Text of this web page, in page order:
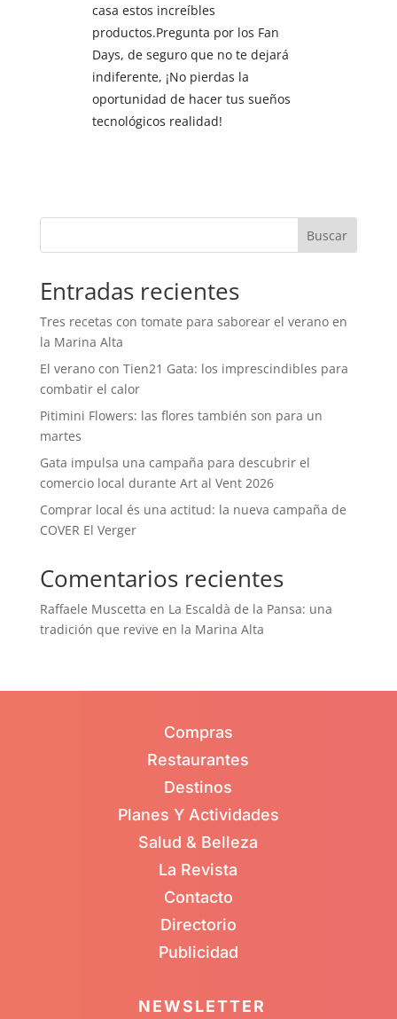
casa estos increíbles
productos.Pregunta por los Fan
Days, de seguro que no te dejará
indiferente, ¡No pierdas la
oportunidad de hacer tus sueños
tecnológicos realidad!
Buscar
Entradas recientes
Tres recetas con tomate para saborear el verano en
la Marina Alta
El verano con Tien21 Gata: los imprescindibles para
combatir el calor
Pitimini Flowers: las flores también son para un
martes
Gata impulsa una campaña para descubrir el
comercio local durante Art al Vent 2026
Comprar local és una actitud: la nueva campaña de
COVER El Verger
Comentarios recientes
Raffaele Muscetta en La Escaldà de la Pansa: una
tradición que revive en la Marina Alta
Compras
Restaurantes
Destinos
Planes Y Actividades
Salud & Belleza
La Revista
Contacto
Directorio
Publicidad
NEWSLETTER